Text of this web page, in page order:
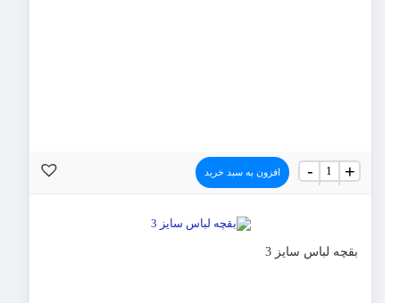
بقچه
لباس
سایز
- افزون به سبد خرید
بقچه لباس سایز 3